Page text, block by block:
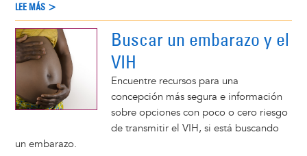
LEE MÁS >
Buscar un embarazo y el
VIH
Encuentre recursos para una
concepción más segura e información
sobre opciones con poco o cero riesgo
de transmitir el VIH, si está buscando
un embarazo.